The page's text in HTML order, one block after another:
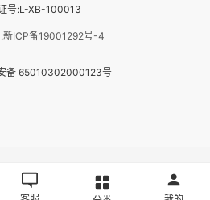
号:L-XB-100013
新ICP备19001292号-4
备 65010302000123号